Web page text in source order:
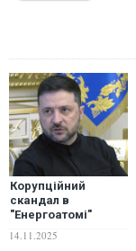
Корупційний
скандал в
"Енергоатомі"
шанси
14.11.2025